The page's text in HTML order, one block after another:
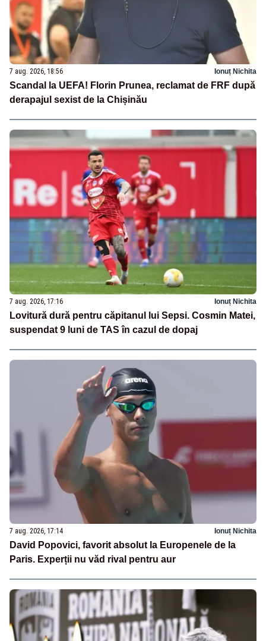
7 aug. 2026, 18:56 Ionuț Nichita
Scandal la UEFA! Florin Prunea, reclamat de FRF după
derapajul sexist de la Chișinău
7 aug. 2026, 17:16 Ionuț Nichita
Lovitură dură pentru căpitanul lui Sepsi. Cosmin Matei,
suspendat 9 luni de TAS în cazul de dopaj
7 aug. 2026, 17:14 Ionuț Nichita
David Popovici, favorit absolut la Europenele de la
Paris. Experții nu văd rival pentru aur